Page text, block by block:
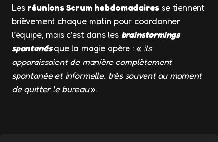
Les réunions Scrum hebdomadaires se tiennent
brièvement chaque matin pour coordonner
l’équipe, mais c’est dans les brainstormings
spontanésque la magie opère : « ils
apparaissaient de manière complètement
spontanée et informelle, très souvent au moment
de quitter le bureau».